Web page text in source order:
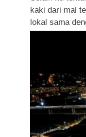
kaki dari mal
lokal sama